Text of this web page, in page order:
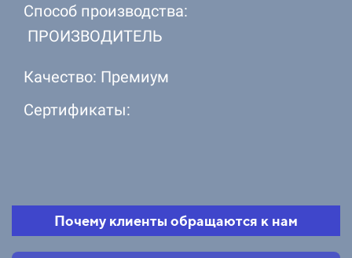
Способ производства:
ПРОИЗВОДИТЕЛЬ
Качество: Премиум
Сертификаты:
Почему клиенты обращаются к нам